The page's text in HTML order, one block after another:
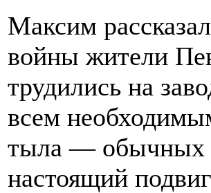
Максим
войны жители
трудились на
всем
тыла — обычных
настоящий